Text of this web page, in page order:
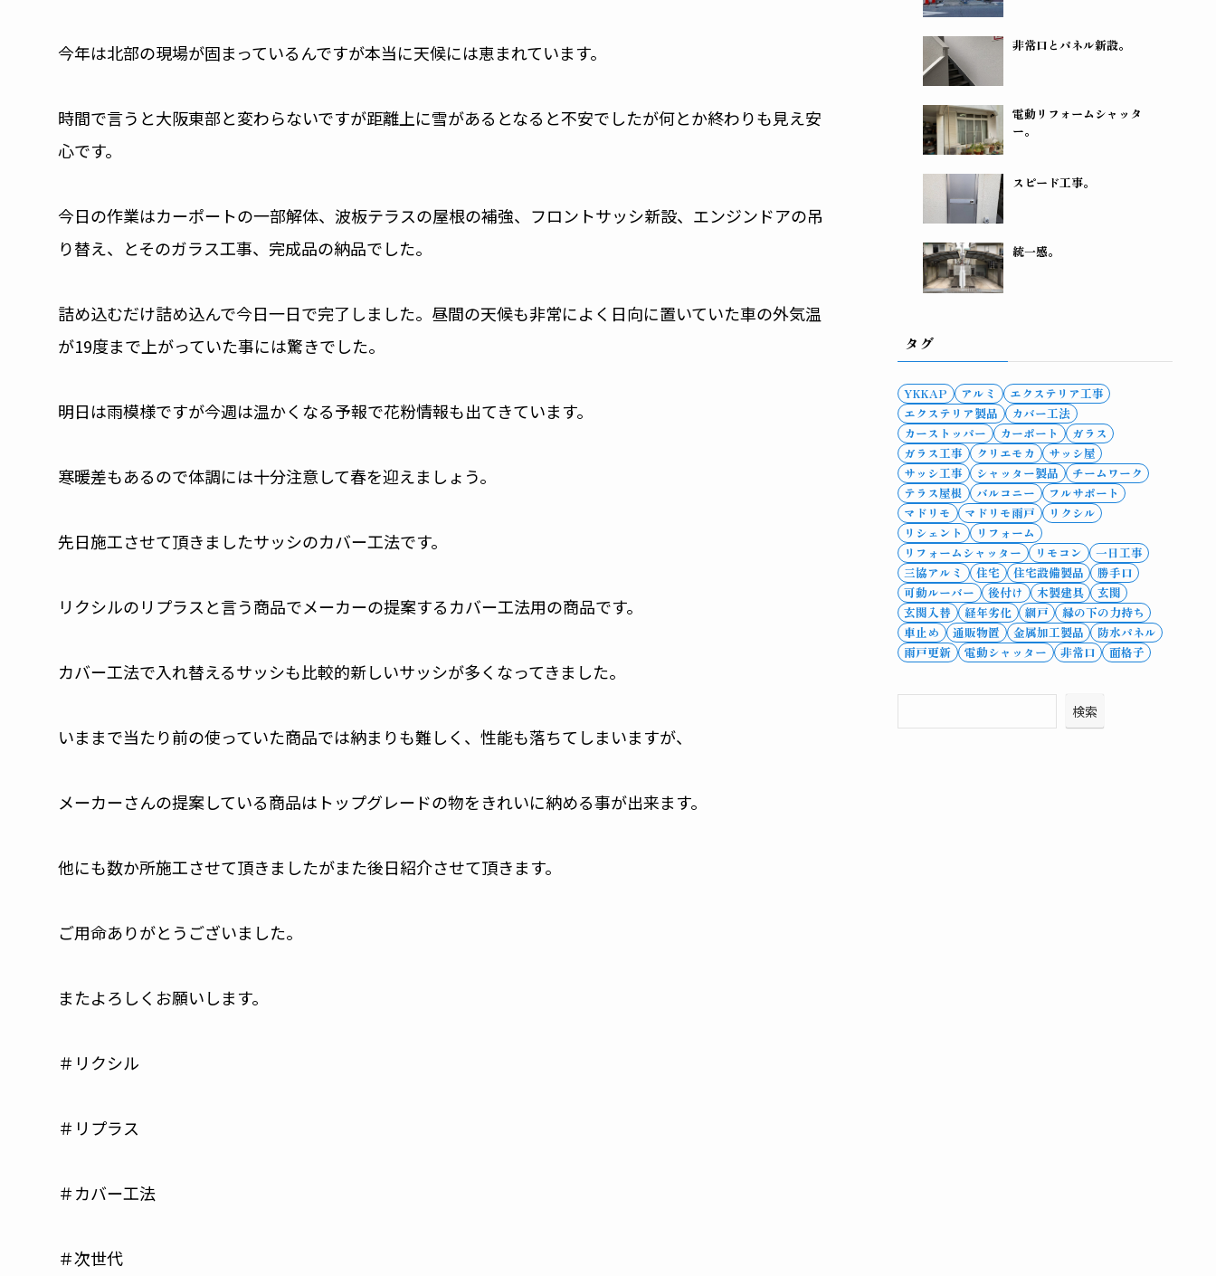
今年は北部の現場が固まっているんですが本当に天候には恵まれています。
時間で言うと大阪東部と変わらないですが距離上に雪があるとなると不安でしたが何とか終わりも見え安
心です。
今日の作業はカーポートの一部解体、波板テラスの屋根の補強、フロントサッシ新設、エンジンドアの吊
り替え、とそのガラス工事、完成品の納品でした。
詰め込むだけ詰め込んで今日一日で完了しました。昼間の天候も非常によく日向に置いていた車の外気温
が19度まで上がっていた事には驚きでした。
明日は雨模様ですが今週は温かくなる予報で花粉情報も出てきています。
寒暖差もあるので体調には十分注意して春を迎えましょう。
先日施工させて頂きましたサッシのカバー工法です。
リクシルのリプラスと言う商品でメーカーの提案するカバー工法用の商品です。
カバー工法で入れ替えるサッシも比較的新しいサッシが多くなってきました。
いままで当たり前の使っていた商品では納まりも難しく、性能も落ちてしまいますが、
メーカーさんの提案している商品はトップグレードの物をきれいに納める事が出来ます。
他にも数か所施工させて頂きましたがまた後日紹介させて頂きます。
ご用命ありがとうございました。
またよろしくお願いします。
＃リクシル
＃リプラス
＃カバー工法
＃次世代
非常口とパネル新設。
電動リフォームシャッタ
ー。
スピード工事。
統一感。
タグ
YKKAP アルミ
エクステリア工事
エクステリア製品
カバー工法
カーストッパー
カーポート
ガラス
ガラス工事
クリエモカ
サッシ屋
サッシ工事
シャッター製品
チームワーク
テラス屋根
バルコニー
フルサポート
マドリモ
マドリモ雨戸
リクシル
リシェント
リフォーム
リフォームシャッター
リモコン
一日工事
三協アルミ
住宅 住宅設備製品
勝手口
可動ルーバー
後付け 木製建具
玄関
玄関入替
経年劣化 網戸
縁の下の力持ち
車止め
通販物置 金属加工製品
防水パネル
雨戸更新
電動シャッター 非常口 面格子
検索